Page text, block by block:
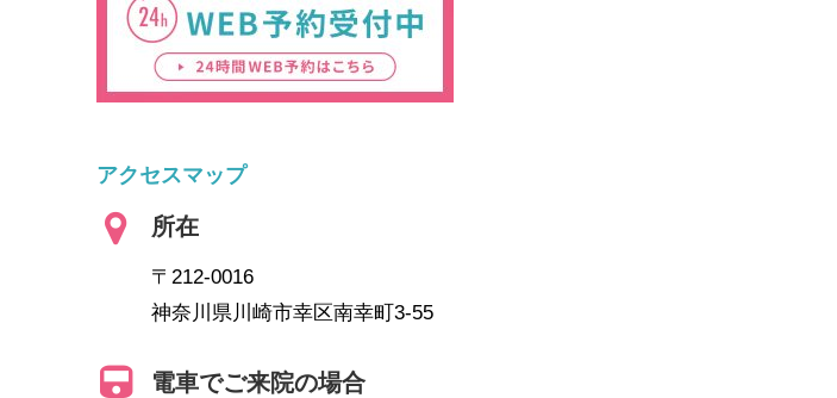
アクセスマップ
所在
〒212-0016
神奈川県川崎市幸区南幸町3-55
電車でご来院の場合